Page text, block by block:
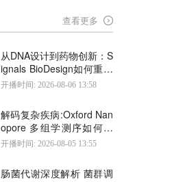
查看更多
从DNA设计到药物创新：S
ignals BioDesign如何重塑
分子生物学研发生态
开播时间: 2026-08-06 13:58
解码复杂疾病:Oxford Nan
opore 多组学测序如何揭
示疾病机制
开播时间: 2026-08-05 13:55
肠菌代谢深度解析 菌群调